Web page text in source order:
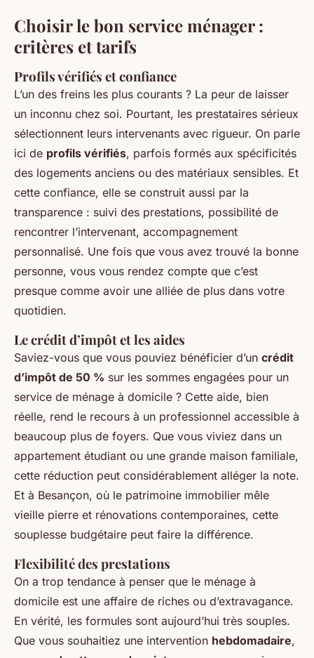
Choisir le bon service ménager :
critères et tarifs
Profils vérifiés et confiance
L’un des freins les plus courants ? La peur de laisser
un inconnu chez soi. Pourtant, les prestataires sérieux
sélectionnent leurs intervenants avec rigueur. On parle
ici de profils vérifiés, parfois formés aux spécificités
des logements anciens ou des matériaux sensibles. Et
cette confiance, elle se construit aussi par la
transparence : suivi des prestations, possibilité de
rencontrer l’intervenant, accompagnement
personnalisé. Une fois que vous avez trouvé la bonne
personne, vous vous rendez compte que c’est
presque comme avoir une alliée de plus dans votre
quotidien.
Le crédit d’impôt et les aides
Saviez-vous que vous pouviez bénéficier d’un crédit
d’impôt de 50 % sur les sommes engagées pour un
service de ménage à domicile ? Cette aide, bien
réelle, rend le recours à un professionnel accessible à
beaucoup plus de foyers. Que vous viviez dans un
appartement étudiant ou une grande maison familiale,
cette réduction peut considérablement alléger la note.
Et à Besançon, où le patrimoine immobilier mêle
vieille pierre et rénovations contemporaines, cette
souplesse budgétaire peut faire la différence.
Flexibilité des prestations
On a trop tendance à penser que le ménage à
domicile est une affaire de riches ou d’extravagance.
En vérité, les formules sont aujourd’hui très souples.
Que vous souhaitiez une intervention hebdomadaire,